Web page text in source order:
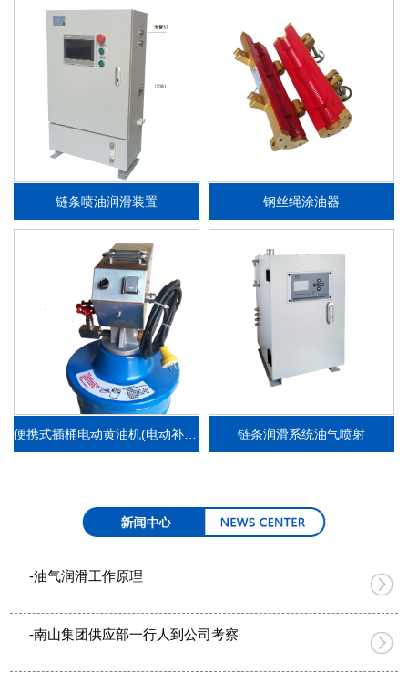
链条喷油润滑装置 钢丝绳涂油器
便携式插桶电动黄油机(电动补脂泵） 链条润滑系统油气喷射
-油气润滑工作原理
-南山集团供应部一行人到公司考察